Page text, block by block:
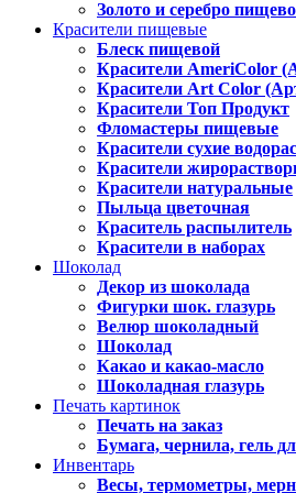
Золото и серебро
Красители пищевые
Блеск пищевой
Красители AmeriColor
Красители Art Color
Красители Топ Продукт
Фломастеры пищевые
Красители сухие
Красители
Красители натуральные
Пыльца цветочная
Краситель распылитель
Красители в наборах
Шоколад
Декор из шоколада
Фигурки шок. глазурь
Велюр шоколадный
Шоколад
Какао и какао-масло
Шоколадная глазурь
Печать картинок
Печать на заказ
Бумага, чернила, гель
Инвентарь
Весы, термометры,